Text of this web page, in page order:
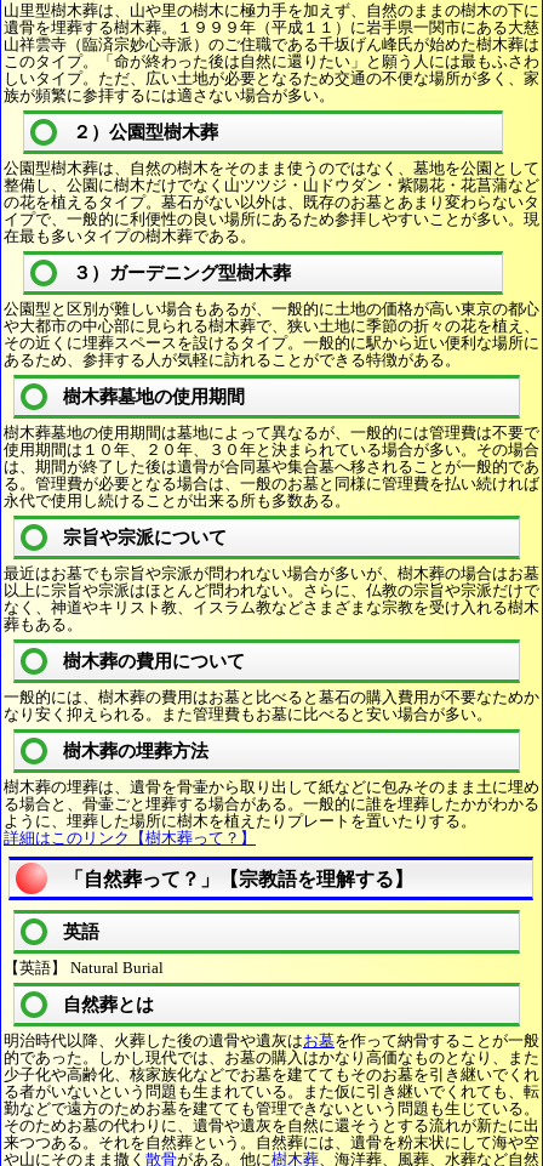
山里型樹木葬は、山や里の樹木に極力手を加えず、自然のままの樹木の下に
遺骨を埋葬する樹木葬。１９９９年（平成１１）に岩手県一関市にある大慈
山祥雲寺（臨済宗妙心寺派）のご住職である千坂げん峰氏が始めた樹木葬は
このタイプ。「命が終わった後は自然に還りたい」と願う人には最もふさわ
しいタイプ。ただ、広い土地が必要となるため交通の不便な場所が多く、家
族が頻繁に参拝するには適さない場合が多い。
２）公園型樹木葬
公園型樹木葬は、自然の樹木をそのまま使うのではなく、墓地を公園として
整備し、公園に樹木だけでなく山ツツジ・山ドウダン・紫陽花・花菖蒲など
の花を植えるタイプ。墓石がない以外は、既存のお墓とあまり変わらないタ
イプで、一般的に利便性の良い場所にあるため参拝しやすいことが多い。現
在最も多いタイプの樹木葬である。
３）ガーデニング型樹木葬
公園型と区別が難しい場合もあるが、一般的に土地の価格が高い東京の都心
や大都市の中心部に見られる樹木葬で、狭い土地に季節の折々の花を植え、
その近くに埋葬スペースを設けるタイプ。一般的に駅から近い便利な場所に
あるため、参拝する人が気軽に訪れることができる特徴がある。
樹木葬墓地の使用期間
樹木葬墓地の使用期間は墓地によって異なるが、一般的には管理費は不要で
使用期間は１０年、２０年、３０年と決まられている場合が多い。その場合
は、期間が終了した後は遺骨が合同墓や集合墓へ移されることが一般的であ
る。管理費が必要となる場合は、一般のお墓と同様に管理費を払い続ければ
永代で使用し続けることが出来る所も多数ある。
宗旨や宗派について
最近はお墓でも宗旨や宗派が問われない場合が多いが、樹木葬の場合はお墓
以上に宗旨や宗派はほとんど問われない。さらに、仏教の宗旨や宗派だけで
なく、神道やキリスト教、イスラム教などさまざまな宗教を受け入れる樹木
葬もある。
樹木葬の費用について
一般的には、樹木葬の費用はお墓と比べると墓石の購入費用が不要なためか
なり安く抑えられる。また管理費もお墓に比べると安い場合が多い。
樹木葬の埋葬方法
樹木葬の埋葬は、遺骨を骨壷から取り出して紙などに包みそのまま土に埋め
る場合と、骨壷ごと埋葬する場合がある。一般的に誰を埋葬したかがわかる
ように、埋葬した場所に樹木を植えたりプレートを置いたりする。
詳細はこのリンク【樹木葬って？】
「自然葬って？」【宗教語を理解する】
英語
【英語】 Natural Burial
自然葬とは
明治時代以降、火葬した後の遺骨や遺灰はお墓を作って納骨することが一般
的であった。しかし現代では、お墓の購入はかなり高価なものとなり、また
少子化や高齢化、核家族化などでお墓を建ててもそのお墓を引き継いでくれ
る者がいないという問題も生まれている。また仮に引き継いでくれても、転
勤などで遠方のためお墓を建てても管理できないという問題も生じている。
そのためお墓の代わりに、遺骨や遺灰を自然に還そうとする流れが新たに出
来つつある。それを自然葬という。自然葬には、遺骨を粉末状にして海や空
や山にそのまま撒く 散骨がある。他に樹木葬、海洋葬、風葬、水葬など自然